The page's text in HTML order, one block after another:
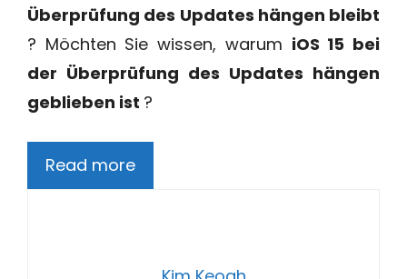
Überprüfung des Updates hängen bleibt
? Möchten Sie wissen, warum iOS 15 bei
der Überprüfung des Updates hängen
geblieben ist ?
Read more